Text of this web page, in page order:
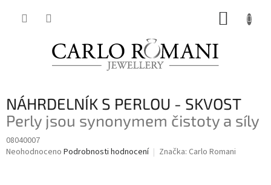
NÁHRDELNÍK S PERLOU - SKVOST
Perly jsou synonymem čistoty a síly
08040007
Průměrné
Neohodnoceno Podrobnosti hodnocení Značka: Carlo Romani